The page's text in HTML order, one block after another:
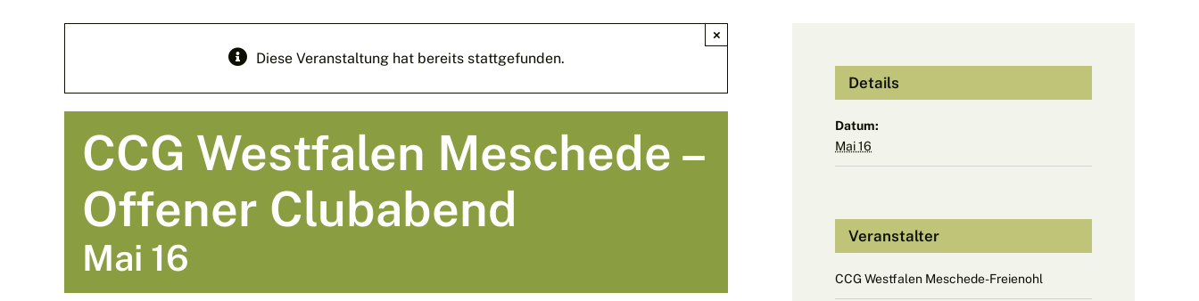
Diese Veranstaltung hat bereits stattgefunden.
×
CCG Westfalen Meschede –
Offener Clubabend
Mai 16
Details
Datum:
Mai 16
Veranstalter
CCG Westfalen Meschede-Freienohl